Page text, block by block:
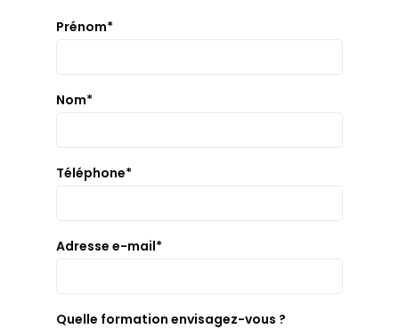
Prénom*
Nom*
Téléphone*
Adresse e-mail*
Quelle formation envisagez-vous ?